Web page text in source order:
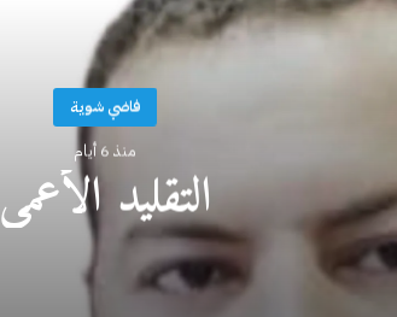
فاضي شوية
منذ 6 أيام
التقليد الأعمى